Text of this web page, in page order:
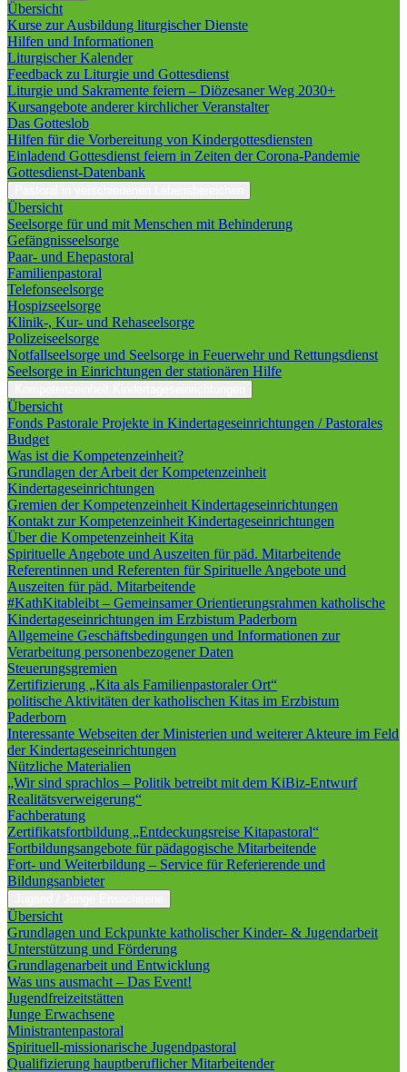
Übersicht
Kurse zur Ausbildung liturgischer Dienste
Hilfen und Informationen
Liturgischer Kalender
Feedback zu Liturgie und Gottesdienst
Liturgie und Sakramente feiern – Diözesaner Weg 2030+
Kursangebote anderer kirchlicher Veranstalter
Das Gotteslob
Hilfen für die Vorbereitung von Kindergottesdiensten
Einladend Gottesdienst feiern in Zeiten der Corona-Pandemie
Gottesdienst-Datenbank
Übersicht
Seelsorge für und mit Menschen mit Behinderung
Gefängnisseelsorge
Paar- und Ehepastoral
Familienpastoral
Telefonseelsorge
Hospizseelsorge
Klinik-, Kur- und Rehaseelsorge
Polizeiseelsorge
Notfallseelsorge und Seelsorge in Feuerwehr und Rettungsdienst
Seelsorge in Einrichtungen der stationären Hilfe
Übersicht
Fonds Pastorale Projekte in Kindertageseinrichtungen / Pastorales
Budget
Was ist die Kompetenzeinheit?
Grundlagen der Arbeit der Kompetenzeinheit
Kindertageseinrichtungen
Gremien der Kompetenzeinheit Kindertageseinrichtungen
Kontakt zur Kompetenzeinheit Kindertageseinrichtungen
Über die Kompetenzeinheit Kita
Spirituelle Angebote und Auszeiten für päd. Mitarbeitende
Referentinnen und Referenten für Spirituelle Angebote und
Auszeiten für päd. Mitarbeitende
#KathKitableibt – Gemeinsamer Orientierungsrahmen katholische
Kindertageseinrichtungen im Erzbistum Paderborn
Allgemeine Geschäftsbedingungen und Informationen zur
Verarbeitung personenbezogener Daten
Steuerungsgremien
Zertifizierung „Kita als Familienpastoraler Ort“
politische Aktivitäten der katholischen Kitas im Erzbistum
Paderborn
Interessante Webseiten der Ministerien und weiterer Akteure im Feld
der Kindertageseinrichtungen
Nützliche Materialien
„Wir sind sprachlos – Politik betreibt mit dem KiBiz-Entwurf
Realitätsverweigerung“
Fachberatung
Zertifikatsfortbildung „Entdeckungsreise Kitapastoral“
Fortbildungsangebote für pädagogische Mitarbeitende
Fort- und Weiterbildung – Service für Referierende und
Bildungsanbieter
Übersicht
Grundlagen und Eckpunkte katholischer Kinder- & Jugendarbeit
Unterstützung und Förderung
Grundlagenarbeit und Entwicklung
Was uns ausmacht – Das Event!
Jugendfreizeitstätten
Junge Erwachsene
Ministrantenpastoral
Spirituell-missionarische Jugendpastoral
Qualifizierung hauptberuflicher Mitarbeitender